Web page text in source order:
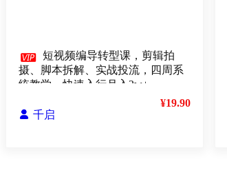
 短视频编导转型课，剪辑拍
摄、脚本拆解、实战投流，四周系
统教学，快速入行月入2w+
 千启
¥19.90